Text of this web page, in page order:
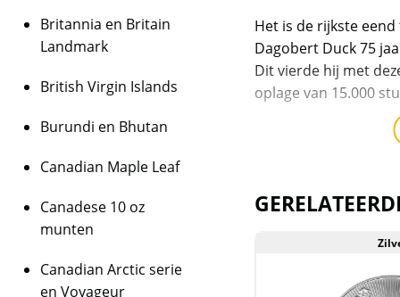
Het is de rijkste
Dagobert Duck 75
Dit vierde hij met
oplage van 15.000
Hoogtepunten van
Beperkte
Voorzijde: toont
Hare Majesteit
Achterzijde:
Britannia en Britain
Landmark
British Virgin Islands
Burundi en Bhutan
Canadian Maple Leaf
Canadese 10 oz
munten
Canadian Arctic serie
en Voyageur